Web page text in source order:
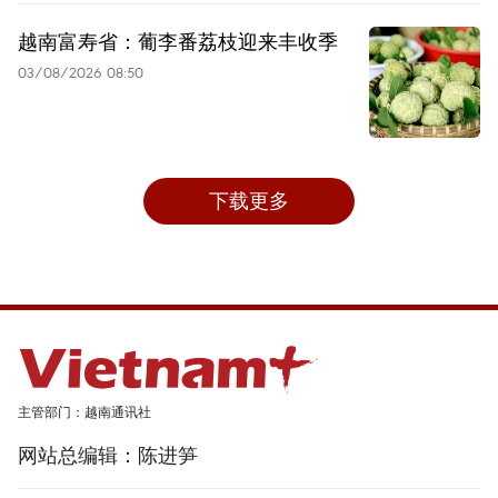
越南富寿省：葡李番荔枝迎来丰收季
03/08/2026 08:50
下载更多
主管部门：越南通讯社
网站总编辑：陈进笋